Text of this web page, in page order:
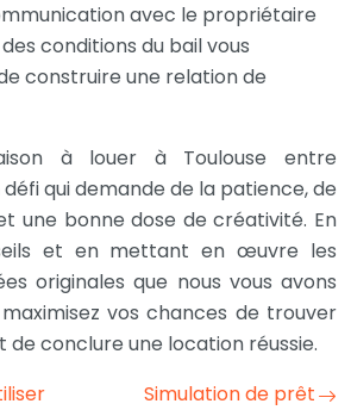
avec le propriétaire
conditions du bail vous
construire une relation de
à louer à Toulouse entre
qui demande de la patience, de
une bonne dose de créativité. En
et en mettant en œuvre les
originales que nous vous avons
vos chances de trouver
de conclure une location réussie.
Simulation de prêt